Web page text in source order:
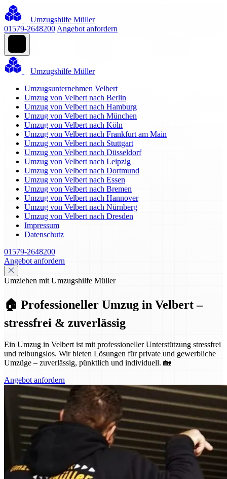
Umzugshilfe Müller
01579-2648200 Angebot anfordern
Umzugshilfe Müller
Umzugsunternehmen Velbert
Umzug von Velbert nach Berlin
Umzug von Velbert nach Hamburg
Umzug von Velbert nach München
Umzug von Velbert nach Köln
Umzug von Velbert nach Frankfurt am Main
Umzug von Velbert nach Stuttgart
Umzug von Velbert nach Düsseldorf
Umzug von Velbert nach Leipzig
Umzug von Velbert nach Dortmund
Umzug von Velbert nach Essen
Umzug von Velbert nach Bremen
Umzug von Velbert nach Hannover
Umzug von Velbert nach Nürnberg
Umzug von Velbert nach Dresden
Impressum
Datenschutz
01579-2648200
Angebot anfordern
Umziehen mit Umzugshilfe Müller
🏠 Professioneller Umzug in Velbert –
stressfrei & zuverlässig
Ein Umzug in Velbert ist mit professioneller Unterstützung stressfrei
und reibungslos. Wir bieten Lösungen für private und gewerbliche
Umzüge – zuverlässig, pünktlich und individuell. 🏡
Angebot anfordern